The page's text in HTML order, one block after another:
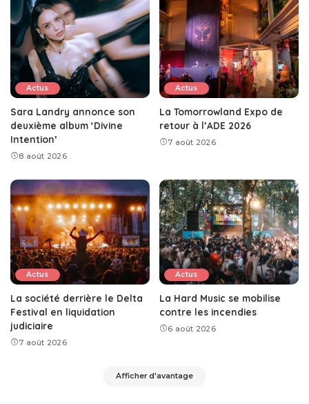
Actus
Sara Landry annonce son
deuxième album ‘Divine
Intention’
8 août 2026
Actus
La Tomorrowland Expo de
retour à l’ADE 2026
7 août 2026
Actus
La société derrière le Delta
Festival en liquidation
judiciaire
7 août 2026
Actus
La Hard Music se mobilise
contre les incendies
6 août 2026
Afficher d'avantage